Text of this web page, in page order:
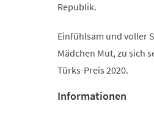
Republik.
Einfühlsam und voller
Mädchen Mut, zu sich
Türks-Preis 2020.
Informationen